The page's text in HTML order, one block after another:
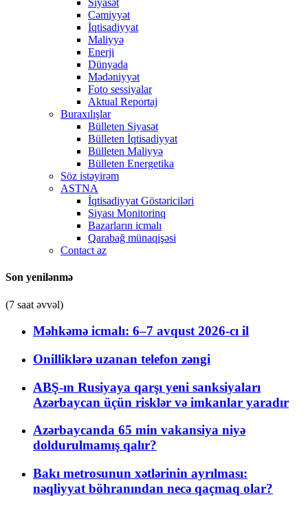
Siyasət
Cəmiyyət
İqtisadiyyat
Maliyyə
Enerji
Dünyada
Mədəniyyət
Foto sessiyalar
Aktual Reportaj
Buraxılışlar
Bülleten Siyasət
Bülleten İqtisadiyyat
Bülleten Maliyyə
Bülleten Energetika
Söz istəyirəm
ASTNA
İqtisadiyyat Göstəriciləri
Siyası Monitorinq
Bazarların icmalı
Qarabağ münaqişəsi
Contact az
Son yenilənmə
(7 saat əvvəl)
Məhkəmə icmalı: 6–7 avqust 2026-cı il
Onilliklərə uzanan telefon zəngi
ABŞ-ın Rusiyaya qarşı yeni sanksiyaları
Azərbaycan üçün risklər və imkanlar yaradır
Azərbaycanda 65 min vakansiya niyə
doldurulmamış qalır?
Bakı metrosunun xətlərinin ayrılması:
nəqliyyat böhranından necə qaçmaq olar?